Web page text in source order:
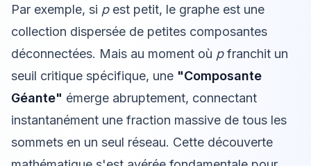
Par exemple, si pest petit, le graphe est une
collection dispersée de petites composantes
déconnectées. Mais au moment où pfranchit un
seuil critique spécifique, une "Composante
Géante" émerge abruptement, connectant
instantanément une fraction massive de tous les
sommets en un seul réseau. Cette découverte